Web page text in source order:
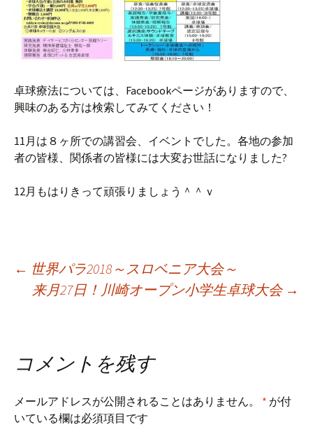
卓球療法については、Facebookページがありますので、
興味のある方は検索してみてください！
11月は８ヶ所での講習会、イベントでした。各地の参加
者の皆様、関係者の皆様には大変お世話になりました?
12月もはりきって頑張りましょう＾＾ｖ
Post
navigation
← 世界パラ2018～スロベニア大会～
来月27日！川崎オープン小学生卓球大会 →
コメントを残す
メールアドレスが公開されることはありません。 * が付
いている欄は必須項目です